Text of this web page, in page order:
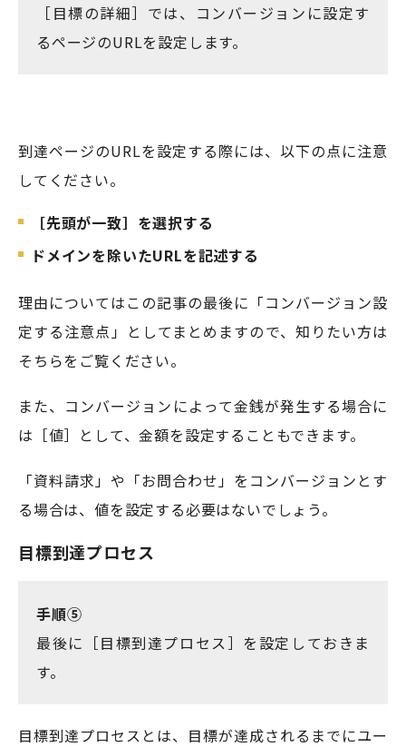
［目標の詳細］では、コンバージョンに設定す
るページのURLを設定します。
到達ページのURLを設定する際には、以下の点に注意
してください。
［先頭が一致］を選択する
ドメインを除いたURLを記述する
理由についてはこの記事の最後に「コンバージョン設
定する注意点」としてまとめますので、知りたい方は
そちらをご覧ください。
また、コンバージョンによって金銭が発生する場合に
は［値］として、金額を設定することもできます。
「資料請求」や「お問合わせ」をコンバージョンとす
る場合は、値を設定する必要はないでしょう。
目標到達プロセス
手順⑤
最後に［目標到達プロセス］を設定しておきま
す。
目標到達プロセスとは、目標が達成されるまでにユー